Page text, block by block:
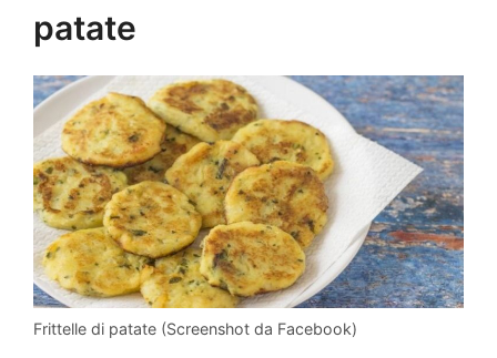
patate
Frittelle di patate (Screenshot da Facebook)